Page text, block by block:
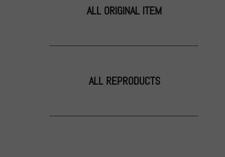
ALL ORIGINAL ITEM
ALL REPRODUCTS